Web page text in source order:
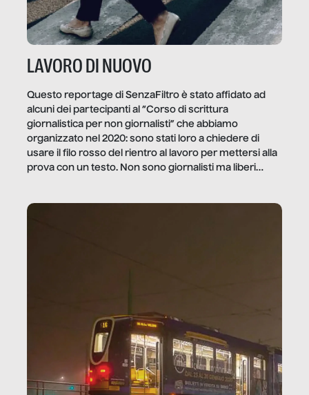
LAVORO DI NUOVO
Questo reportage di SenzaFiltro è stato affidato ad
alcuni dei partecipanti al “Corso di scrittura
giornalistica per non giornalisti” che abbiamo
organizzato nel 2020: sono stati loro a chiedere di
usare il filo rosso del rientro al lavoro per mettersi alla
prova con un testo. Non sono giornalisti ma liberi